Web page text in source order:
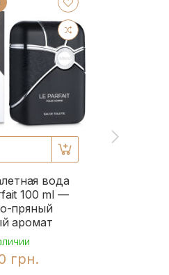
вода
100 ml —
пряный
аромат
грн.